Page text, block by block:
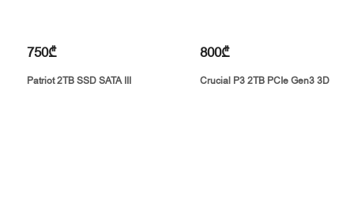
750₾
Patriot 2TB SSD SATA III
800₾
Crucial P3 2TB PCIe Gen3 3D